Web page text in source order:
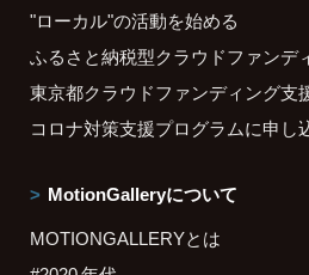
"ローカル"の活動を始める
ふるさと納税型クラウドファンデ
東京都クラウドファンディング支
コロナ対策支援プログラムに申し
MotionGalleryについて
MOTIONGALLERYとは